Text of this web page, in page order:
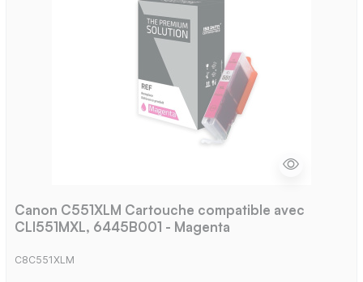
Canon C551XLM Cartouche compatible avec
CLI551MXL, 6445B001 - Magenta
C8C551XLM